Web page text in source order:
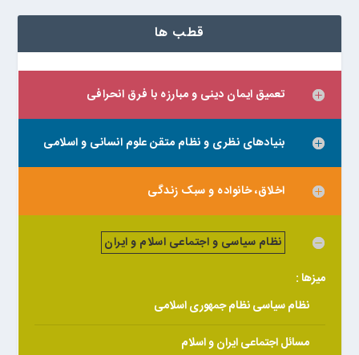
قطب ها
تعمیق ایمان دینی و مبارزه با فرق انحرافی
بنیادهای نظری و نظام متقن علوم انسانی و اسلامی
اخلاق، خانواده و سبک زندگی
نظام سیاسی و اجتماعی اسلام و ایران
میزها :
نظام سیاسی نظام جمهوری اسلامی
مسائل اجتماعی ایران و اسلام